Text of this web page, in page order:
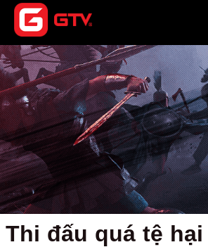
Thi đấu quá tệ hại